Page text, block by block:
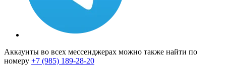
Аккаунты во всех мессенджерах можно также найти по
номеру +7 (985) 189-28-20